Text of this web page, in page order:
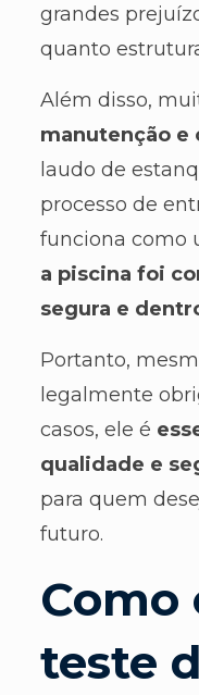
grandes
quanto
Além disso,
manutenção e
laudo de
processo de
funciona como
a piscina foi
segura e
Portanto,
legalmente
casos, ele é
qualidade e
para quem
futuro.
Como
teste